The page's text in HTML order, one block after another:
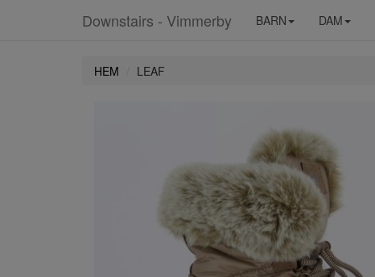
Downstairs - Vimmerby BARN DAM
HEM LEAF